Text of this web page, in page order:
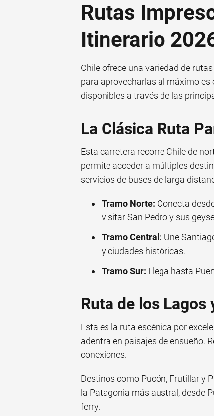
Rutas
Itinerario
Chile ofrece una variedad de
para aprovecharlas al máximo es
disponibles a través de las
La Clásica Ruta
Esta carretera recorre Chile de
permite acceder a múltiples
servicios de buses de larga
Tramo Norte: Conecta
visitar San Pedro y sus
Tramo Central: Une
y ciudades históricas.
Tramo Sur: Llega hasta
Ruta de los Lagos
Esta es la ruta escénica por
adentra en paisajes de ensueño.
conexiones.
Destinos como Pucón, Frutillar y
la Patagonia más austral, desde
ferry.